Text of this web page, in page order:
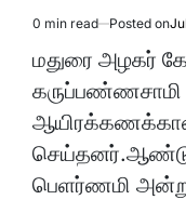
Estimated
time
0 min read Posted on
மதுரை அழகர்
கருப்பண்ணசாமி
பெளர்ணமி